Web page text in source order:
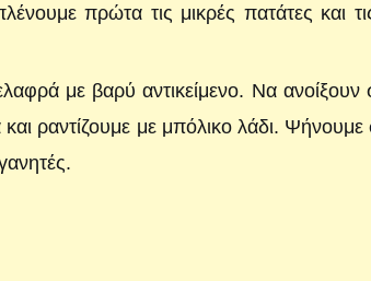
πρώτα τις μικρές πατάτες και
με βαρύ αντικείμενο. Να
ραντίζουμε με μπόλικο λάδι.